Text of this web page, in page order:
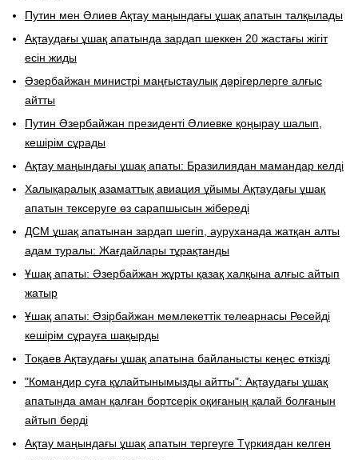
Путин мен Әлиев Ақтау маңындағы ұшақ апатын талқылады
Ақтаудағы ұшақ апатында зардап шеккен 20 жастағы жігіт
есін жиды
Әзербайжан министрі маңғыстаулық дәрігерлерге алғыс
айтты
Путин Әзербайжан президенті Әлиевке қоңырау шалып,
кешірім сұрады
Ақтау маңындағы ұшақ апаты: Бразилиядан мамандар келді
Халықаралық азаматтық авиация ұйымы Ақтаудағы ұшақ
апатын тексеруге өз сарапшысын жібереді
ДСМ ұшақ апатынан зардап шегіп, ауруханада жатқан алты
адам туралы: Жағдайлары тұрақтанды
Ұшақ апаты: Әзербайжан жұрты қазақ халқына алғыс айтып
жатыр
Ұшақ апаты: Әзірбайжан мемлекеттік телеарнасы Ресейді
кешірім сұрауға шақырды
Тоқаев Ақтаудағы ұшақ апатына байланысты кеңес өткізді
"Командир суға құлайтынымызды айтты": Ақтаудағы ұшақ
апатында аман қалған бортсерік оқиғаның қалай болғанын
айтып берді
​Ақтау маңындағы ұшақ апатын тергеуге Түркиядан келген